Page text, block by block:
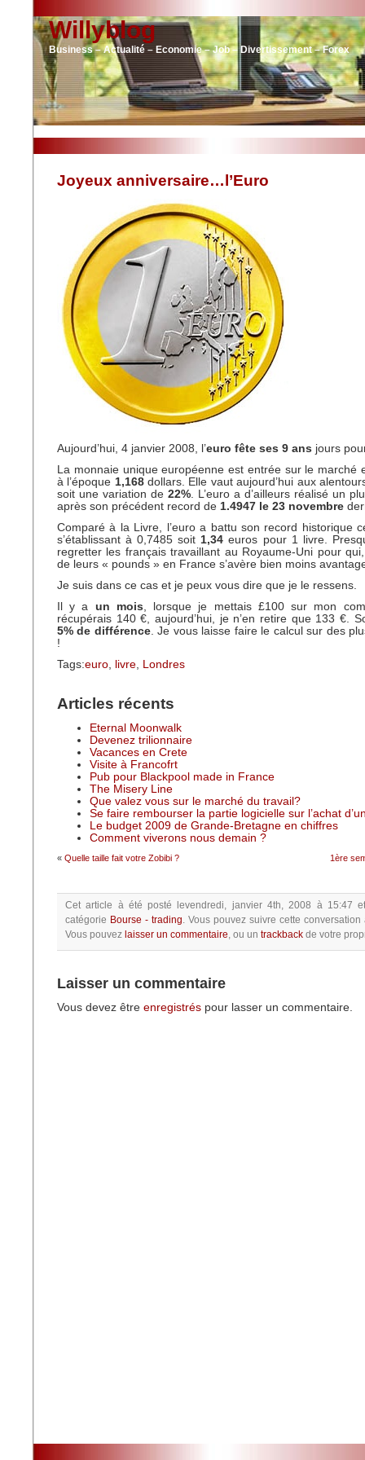
Willyblog
Business – Actualité – Economie – Job – Divertissement – Forex
Joyeux anniversaire…l’Euro
Aujourd’hui, 4 janvier 2008, l’euro fête ses 9 ans jours
La monnaie unique européenne est entrée sur le marché
à l’époque 1,168dollars. Elle vaut aujourd’hui aux
soit une variation de 22%. L’euro a d’ailleurs réalisé un
après son précédent record de 1.4947 le 23 novembre
Comparé à la Livre, l’euro a battu son record historique
s’établissant à 0,7485 soit1,34 euros pour 1 livre.
regretter les français travaillant au Royaume-Uni pour
de leurs « pounds » en France s’avère bien moins
Je suis dans ce cas et je peux vous dire que je le ressens.
Il y a un mois, lorsque je mettais £100 sur mon
récupérais 140 €, aujourd’hui, je n’en retire que 133 €.
5% de différence. Je vous laisse faire le calcul sur des
!
Tags:euro, livre, Londres
Articles récents
Eternal Moonwalk
Devenez trilionnaire
Vacances en Crete
Visite à Francofrt
Pub pour Blackpool made in France
The Misery Line
Que valez vous sur le marché du travail?
Se faire rembourser la partie logicielle sur l’achat
Le budget 2009 de Grande-Bretagne en chiffres
Comment viverons nous demain ?
« Quelle taille fait votre Zobibi ? 1ère
Cet article à été posté levendredi, janvier 4th, 2008 à 15:47
catégorie Bourse - trading. Vous pouvez suivre cette conversation
Vous pouvez laisser un commentaire, ou un trackback de votre
Laisser un commentaire
Vous devez être enregistrés pour lasser un commentaire.